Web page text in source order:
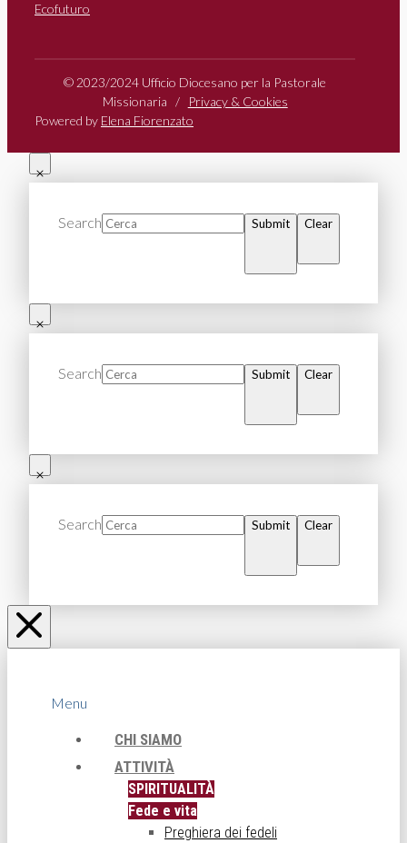
Ecofuturo
© 2023/2024 Ufficio Diocesano per la Pastorale
Missionaria /
Privacy & Cookies
Powered by Elena Fiorenzato
Search Submit Clear
Search Submit Clear
Search Submit Clear
Menu
CHI SIAMO
ATTIVITÀ
SPIRITUALITÀ
Fede e vita
Preghiera dei fedeli